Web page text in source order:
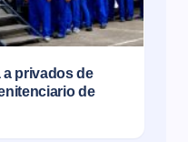
a privados de
de